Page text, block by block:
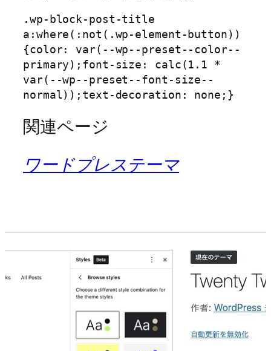
.wp-block-post-title
a:where(:not(.wp-element-button))
{color: var(--wp--preset--color--
primary);font-size: calc(1.1 *
var(--wp--preset--font-size--
normal));text-decoration: none;}
関連ページ
ワードプレステーマ